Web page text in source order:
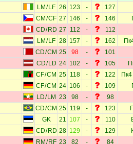
LM / LF 26 123 - 127
CM /CF 27 146 - 146
CD/RD 27 112 - 112
LM / LF 28 157 - 162
CD/CM 25 98 - 101
CD/LD 24 102 - 105
CF/CM 25 118 - 122 Пк4
CF/CM 24 106 - 109
LD/ LM 23 98 - 98
CD/CM 25 119 - 123
GK 21 107 - 110
CD/RD 28 129 - 129
RM / RF 23 82 - 84